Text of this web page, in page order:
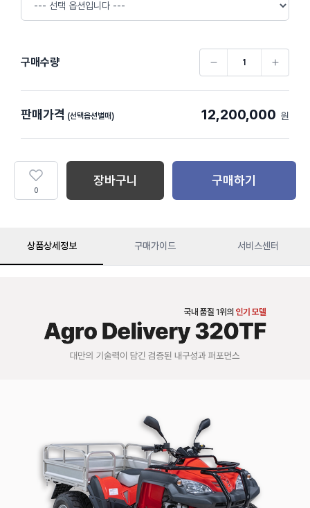
구매수량
판매가격 (선택옵션별매) 12,200,000 원
0
장바구니 구매하기
상품상세정보 구매가이드 서비스센터